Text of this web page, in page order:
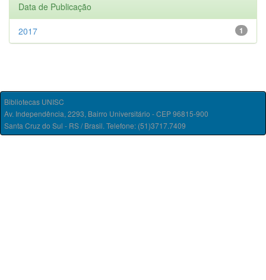
Data de Publicação
1
2017
Bibliotecas UNISC
Av. Independência, 2293, Bairro Universitário - CEP 96815-900
Santa Cruz do Sul - RS / Brasil. Telefone: (51)3717.7409